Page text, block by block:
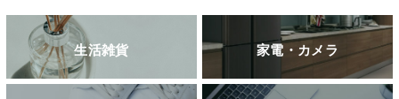
生活雑貨 家電・カメラ